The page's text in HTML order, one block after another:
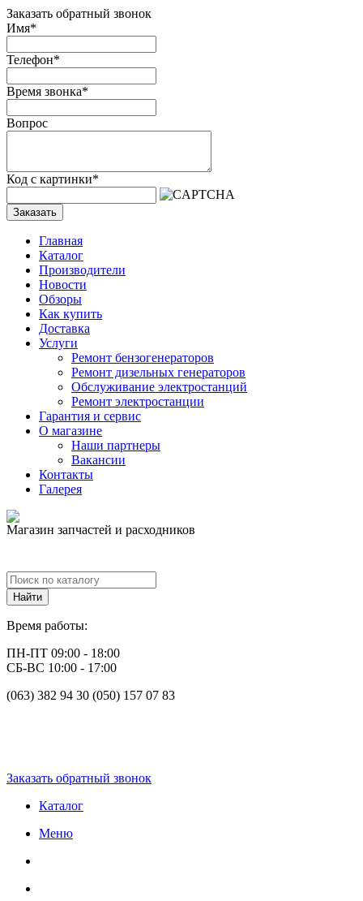
Заказать обратный звонок
Имя*
Телефон*
Время звонка*
Вопрос
Код с картинки*
Заказать
Главная
Каталог
Производители
Новости
Обзоры
Как купить
Доставка
Услуги
Ремонт бензогенераторов
Ремонт дизельных генераторов
Обслуживание электростанций
Ремонт электростанции
Гарантия и сервис
О магазине
Наши партнеры
Вакансии
Контакты
Галерея
Магазин запчастей и расходников
Время работы:
ПН-ПТ 09:00 - 18:00
СБ-ВС 10:00 - 17:00
(063) 382 94 30 (050) 157 07 83
Заказать обратный звонок
Каталог
Меню